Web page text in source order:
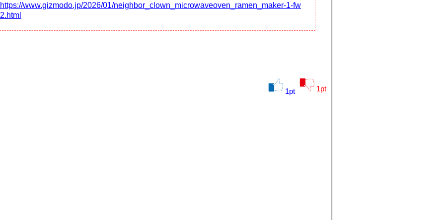
https://www.gizmodo.jp/2026/01/neighbor_clown_microwaveoven_ramen_maker-1-fw
2.html
1pt 1pt